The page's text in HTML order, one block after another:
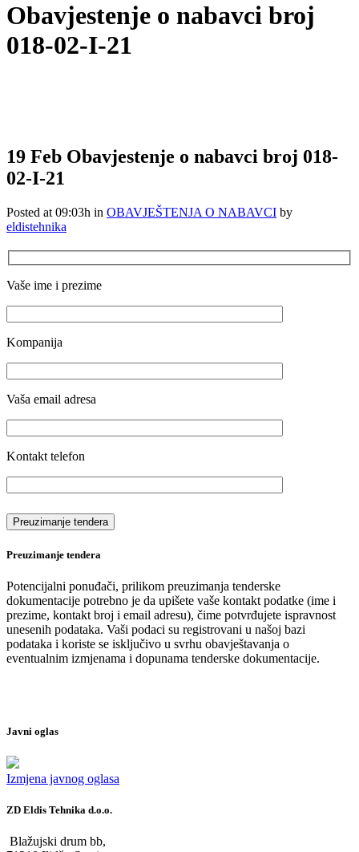
Obavjestenje o nabavci broj
018-02-I-21
19 Feb Obavjestenje o nabavci broj 018-
02-I-21
Posted at 09:03h in OBAVJEŠTENJA O NABAVCI by
eldistehnika
Vaše ime i prezime
Kompanija
Vaša email adresa
Kontakt telefon
Preuzimanje tendera
Potencijalni ponuđači, prilikom preuzimanja tenderske
dokumentacije potrebno je da upišete vaše kontakt podatke (ime i
prezime, kontakt broj i email adresu), čime potvrđujete ispravnost
unesenih podataka. Vaši podaci su registrovani u našoj bazi
podataka i koriste se isključivo u svrhu obavještavanja o
eventualnim izmjenama i dopunama tenderske dokumentacije.
Javni oglas
Izmjena javnog oglasa
ZD Eldis Tehnika d.o.o.
Blažujski drum bb,